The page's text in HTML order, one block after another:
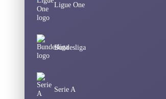
Ligue One
Bundesliga
Serie A